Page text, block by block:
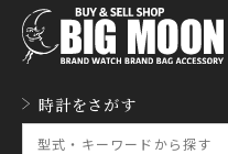
GERALD GENTA
ジェラルド・ジェンタ
GLASHUTTE ORIGINA
L
グラスヒュッテ・オリジ
ナル
時計をさがす